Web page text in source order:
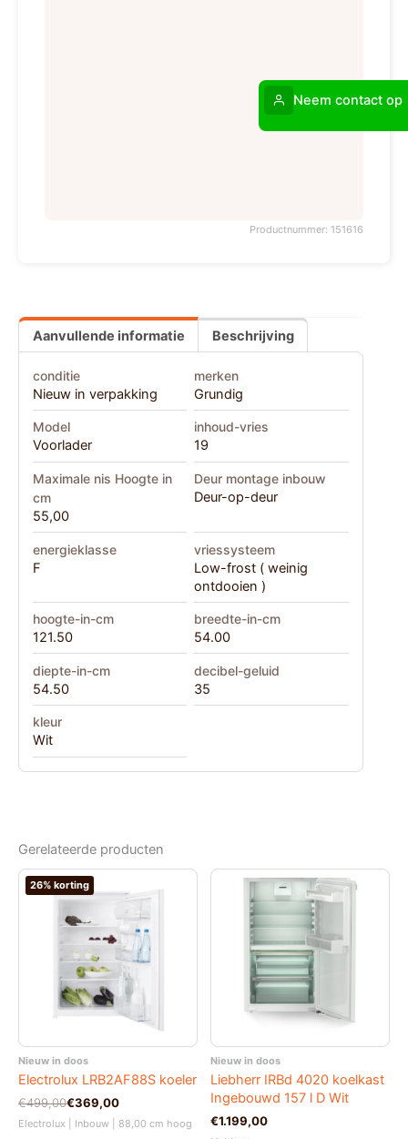
Productnummer: 151616
Aanvullende informatie Beschrijving
conditie
Nieuw in verpakking
merken
Grundig
Model
Voorlader
inhoud-vries
19
Maximale nis Hoogte in
cm
55,00
Deur montage inbouw
Deur-op-deur
energieklasse
F
vriessysteem
Low-frost ( weinig
ontdooien )
hoogte-in-cm
121.50
breedte-in-cm
54.00
diepte-in-cm
54.50
decibel-geluid
35
kleur
Wit
Gerelateerde producten
26% korting
Nieuw in doos
Electrolux LRB2AF88S koeler
€499,00
Oorspronkelijke
prijs
€369,00
Huidige
prijs
Electrolux | Inbouw | 88,00 cm hoog
Nieuw in doos
Liebherr IRBd 4020 koelkast
Ingebouwd 157 l D Wit
€1.199,00
Neem contact op